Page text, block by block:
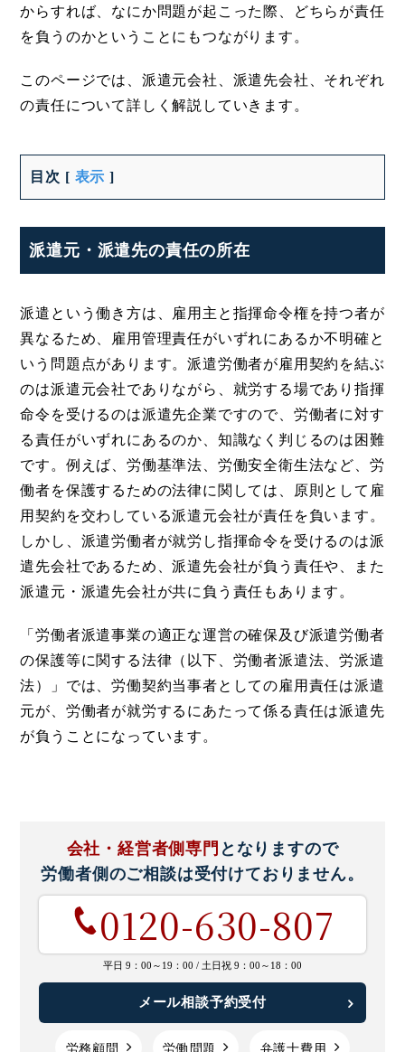
からすれば、なにか問題が起こった際、どちらが責任
を負うのかということにもつながります。
このページでは、派遣元会社、派遣先会社、それぞれ
の責任について詳しく解説していきます。
目次 [ 表示 ]
派遣元・派遣先の責任の所在
派遣という働き方は、雇用主と指揮命令権を持つ者が
異なるため、雇用管理責任がいずれにあるか不明確と
いう問題点があります。派遣労働者が雇用契約を結ぶ
のは派遣元会社でありながら、就労する場であり指揮
命令を受けるのは派遣先企業ですので、労働者に対す
る責任がいずれにあるのか、知識なく判じるのは困難
です。例えば、労働基準法、労働安全衛生法など、労
働者を保護するための法律に関しては、原則として雇
用契約を交わしている派遣元会社が責任を負います。
しかし、派遣労働者が就労し指揮命令を受けるのは派
遣先会社であるため、派遣先会社が負う責任や、また
派遣元・派遣先会社が共に負う責任もあります。
「労働者派遣事業の適正な運営の確保及び派遣労働者
の保護等に関する法律（以下、労働者派遣法、労派遣
法）」では、労働契約当事者としての雇用責任は派遣
元が、労働者が就労するにあたって係る責任は派遣先
が負うことになっています。
会社・経営者側専門 となりますので
労働者側のご相談は受付けておりません。
0120-630-807
平日 9：00～19：00 / 土日祝 9：00～18：00
メール相談予約受付
労務顧問 労働問題 弁護士費用